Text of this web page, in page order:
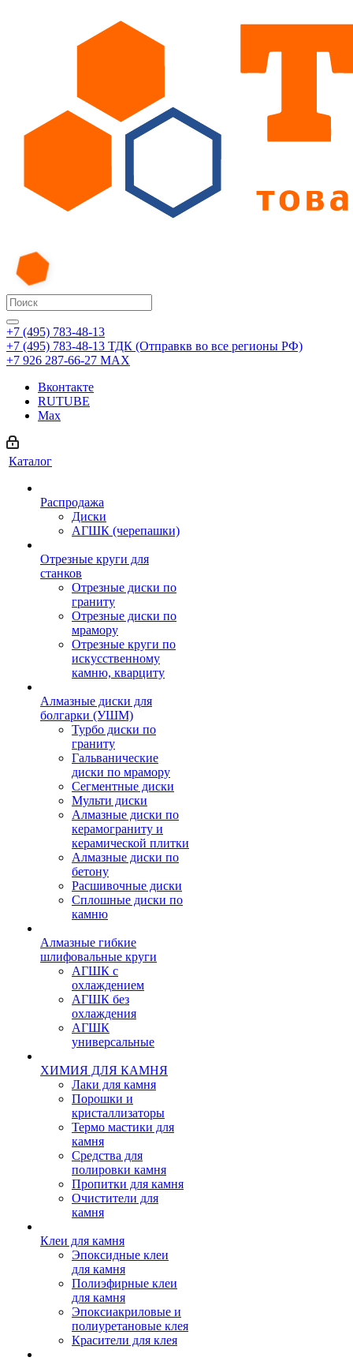
+7 (495) 783-48-13
+7 (495) 783-48-13 ТДК (Отправкв во все регионы РФ)
+7 926 287-66-27 МАХ
Вконтакте
RUTUBE
Max
Каталог
Распродажа
Диски
АГШК (черепашки)
Отрезные круги для
станков
Отрезные диски по
граниту
Отрезные диски по
мрамору
Отрезные круги по
искусственному
камню, кварциту
Алмазные диски для
болгарки (УШМ)
Турбо диски по
граниту
Гальванические
диски по мрамору
Сегментные диски
Мульти диски
Алмазные диски по
керамограниту и
керамической плитки
Алмазные диски по
бетону
Расшивочные диски
Сплошные диски по
камню
Алмазные гибкие
шлифовальные круги
АГШК с
охлаждением
АГШК без
охлаждения
АГШК
универсальные
ХИМИЯ ДЛЯ КАМНЯ
Лаки для камня
Порошки и
кристаллизаторы
Термо мастики для
камня
Средства для
полировки камня
Пропитки для камня
Очистители для
камня
Клеи для камня
Эпоксидные клеи
для камня
Полиэфирные клеи
для камня
Эпоксиакриловые и
полиуретановые клея
Красители для клея